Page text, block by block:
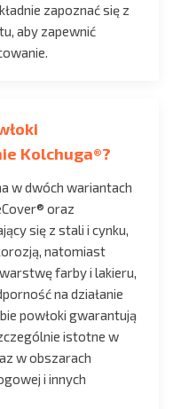
zapoznać się z
aby zapewnić
Kolchuga®?
w dwóch wariantach
oraz
się z stali i cynku,
natomiast
farby i lakieru,
na działanie
powłoki gwarantują
istotne w
w obszarach
i innych